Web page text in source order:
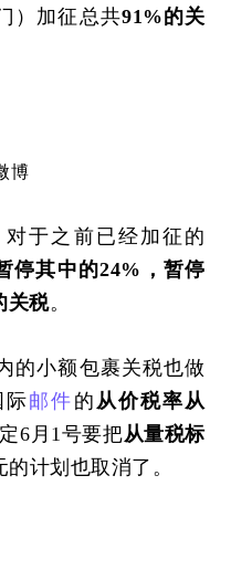
）加征总共91%的关
博
于之前已经加征的
停其中的24%，暂停
关税。
的小额包裹关税也做
际邮件 的 从价税率从
6月1号要把从量税标
的计划也取消了。